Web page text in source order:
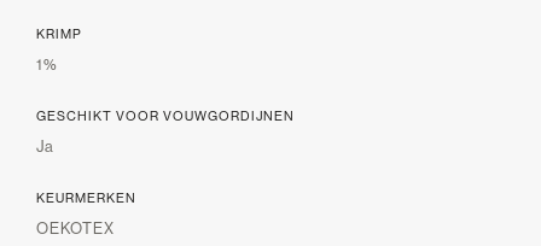
KRIMP
1%
GESCHIKT VOOR VOUWGORDIJNEN
Ja
KEURMERKEN
OEKOTEX